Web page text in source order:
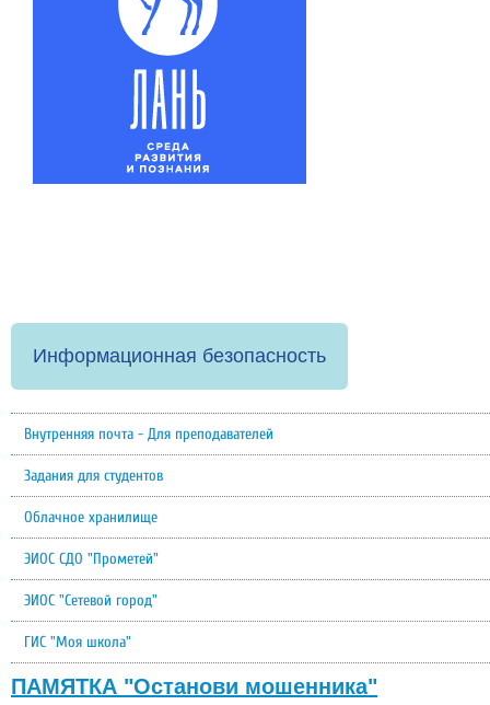
Информационная безопасность
Внутренняя почта - Для преподавателей
Задания для студентов
Облачное хранилище
ЭИОС СДО "Прометей"
ЭИОС "Сетевой город"
ГИС "Моя школа"
ПАМЯТКА "Останови мошенника"